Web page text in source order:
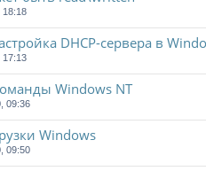
18:18
DHCP-сервера в
17:13
Windows NT
09:36
Windows
09:50